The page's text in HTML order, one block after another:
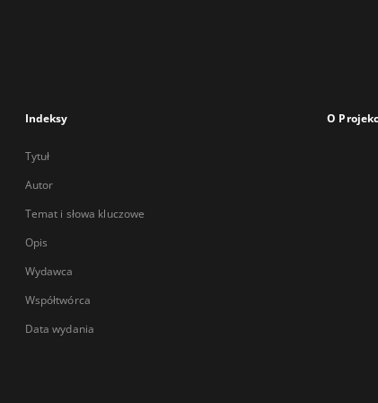
Indeksy
Tytuł
Autor
Temat i słowa kluczowe
Opis
Wydawca
Współtwórca
Data wydania
O